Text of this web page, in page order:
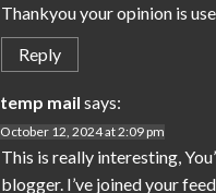
Thankyou your opinion is
Reply
temp mail says:
October 12, 2024 at 2:09 pm
This is really interesting,
blogger. I’ve joined your